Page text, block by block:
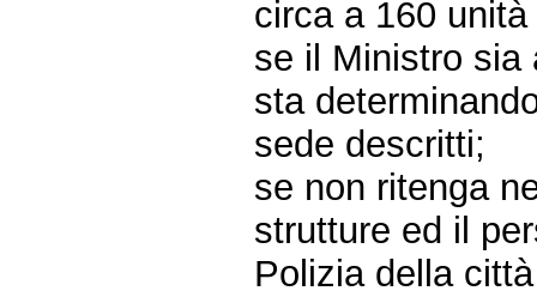
circa a 160 unità
se il Ministro sia
sta
sede descritti;
se non ritenga
strutture ed il
Polizia della